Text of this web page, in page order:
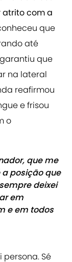
com a
que
até
que
na lateral
reafirmou
e frisou
o
que me
posição que
deixei
em
e em todos
Sé